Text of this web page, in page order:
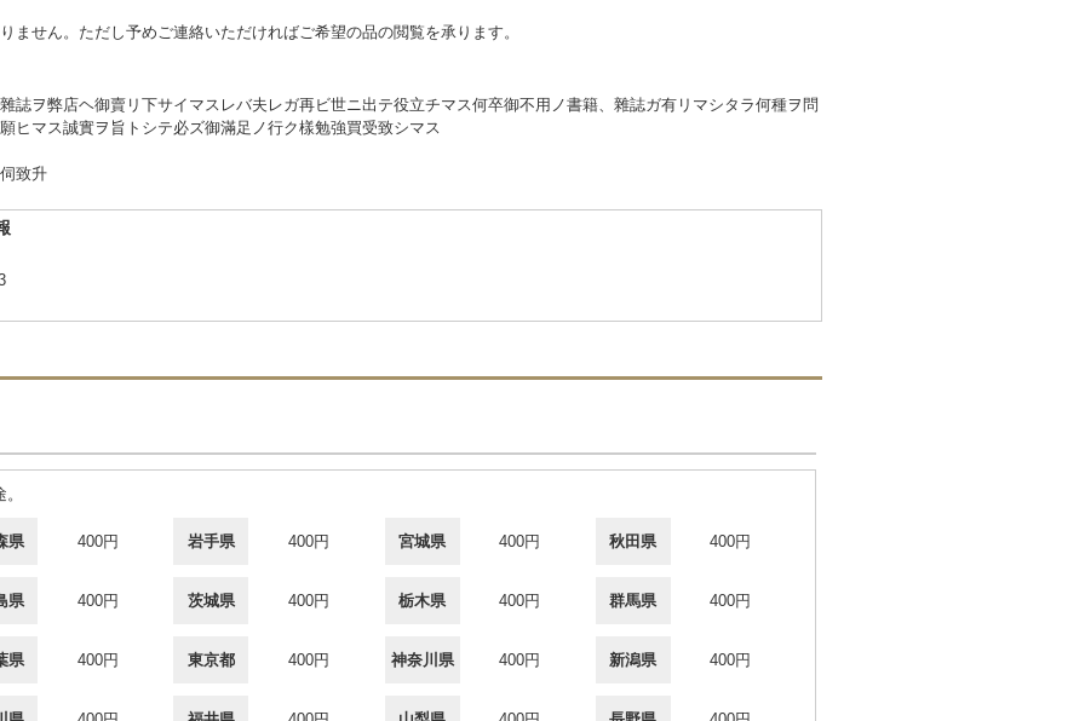
ません。ただし予めご連絡いただければご希望の品の閲覧を承ります。
誌ヲ弊店ヘ御賣リ下サイマスレバ夫レガ再ビ世ニ出テ役立チマス何卒御不用ノ書籍、雜誌ガ有リマシタラ何種ヲ問
ヒマス誠實ヲ旨トシテ必ズ御滿足ノ行ク樣勉強買受致シマス
致升
3
県 400円 岩手県 400円 宮城県 400円 秋田県 400円
県 400円 茨城県 400円 栃木県 400円 群馬県 400円
県 400円 東京都 400円 神奈川県 400円 新潟県 400円